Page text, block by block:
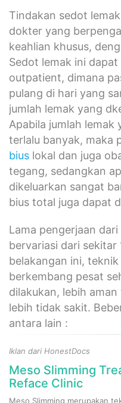
Tindakan sedot
dokter yang
keahlian khusus,
Sedot lemak ini
outpatient, dimana
pulang di hari yang
jumlah lemak yang
Apabila jumlah lemak
terlalu banyak, maka
bius lokal dan juga
tegang, sedangkan
dikeluarkan sangat
bius total juga dapat
Lama pengerjaan
bervariasi dari sekitar
belakangan ini,
berkembang pesat
dilakukan, lebih
lebih tidak sakit.
antara lain :
Iklan dari HonestDocs
Meso Slimming
Reface Clinic
Meso Slimming merupakan